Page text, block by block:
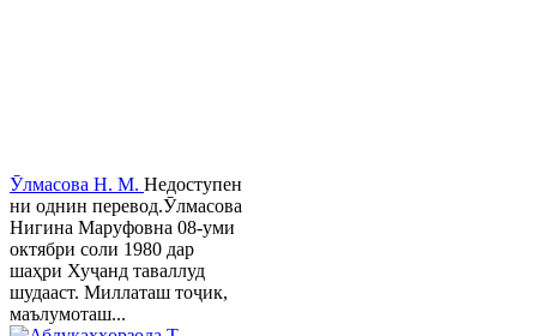
Ӯлмасова Н. М. Недоступен
ни однин перевод.Ӯлмасова
Нигина Маруфовна 08-уми
октябри соли 1980 дар
шаҳри Хуҷанд таваллуд
шудааст. Миллаташ тоҷик,
маълумоташ...